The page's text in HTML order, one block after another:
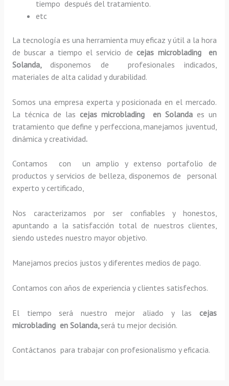
tiempo después del tratamiento.
etc
La tecnología es una herramienta muy eficaz y útil a la hora
de buscar a tiempo el servicio decejas microblading en
Solanda,disponemos de profesionales indicados,
materiales de alta calidad y durabilidad.
Somos una empresa experta y posicionada en el mercado.
La técnica de las cejas microblading en Solanda es un
tratamiento que define y perfecciona, manejamos juventud,
dinámica y creatividad.
Contamos con un amplio y extenso portafolio de
productos y servicios de belleza, disponemos de personal
experto y certificado,
Nos caracterizamos por ser confiables y honestos,
apuntando a la satisfacción total de nuestros clientes,
siendo ustedes nuestro mayor objetivo.
Manejamos precios justos y diferentes medios de pago.
Contamos con años de experiencia y clientes satisfechos.
El tiempo será nuestro mejor aliado y lascejas
microblading en Solanda, será tu mejor decisión.
Contáctanos para trabajar con profesionalismo y eficacia.